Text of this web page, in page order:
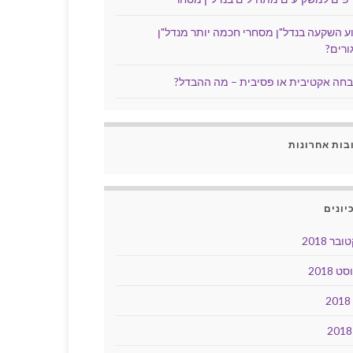
השקעה בנדל"ן מסחרי חכמה יותר מנדל"ן
אקטיבית או פסיבית – מה ההבדל?
אחרונות
2018
2018